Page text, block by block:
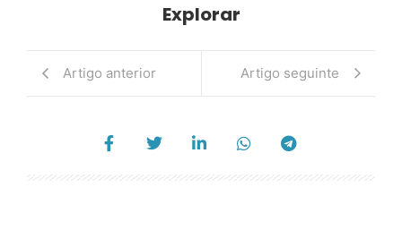
Explorar
Artigo anterior Artigo seguinte